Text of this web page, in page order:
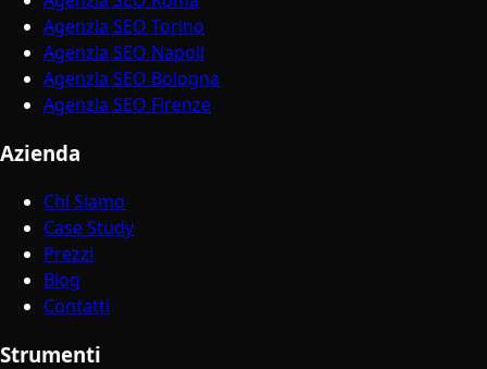
Agenzia SEO Torino
Agenzia SEO Napoli
Agenzia SEO Bologna
Agenzia SEO Firenze
Azienda
Chi Siamo
Case Study
Prezzi
Blog
Contatti
Strumenti